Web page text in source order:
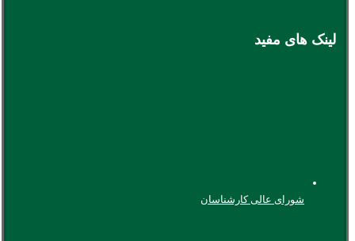
لینک های مفید
شورای عالی کارشناسان